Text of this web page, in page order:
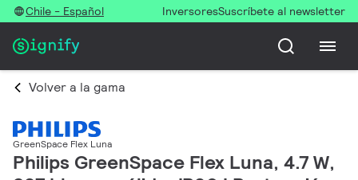
Chile - Español InversoresSuscríbete al newsletter
Volver a la gama
GreenSpace Flex Luna
Philips GreenSpace Flex Luna, 4.7 W,